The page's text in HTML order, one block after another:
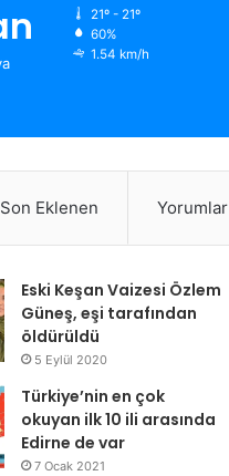
21º - 21º
60%
1.54 km/h
Son Eklenen Yorumlar
Eski Keşan Vaizesi Özlem
Güneş, eşi tarafından
öldürüldü
5 Eylül 2020
Türkiye’nin en çok
okuyan ilk 10 ili arasında
Edirne de var
7 Ocak 2021